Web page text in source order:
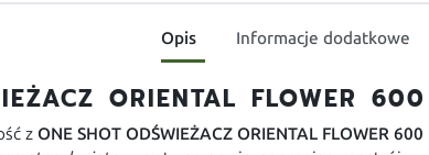
Opis Informacje dodatkowe
ORIENTAL FLOWER
zONE SHOT ODŚWIEŻACZ ORIENTAL FLOWER 600